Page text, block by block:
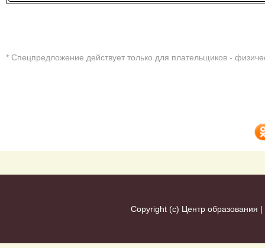
* Cпецпредложение действует только для плательщиков -
Copyright (c) Центр образования |